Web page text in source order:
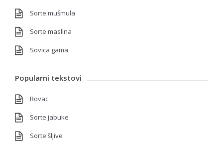
Sorte mušmula
Sorte maslina
Sovica gama
Popularni tekstovi
Rovac
Sorte jabuke
Sorte šljive